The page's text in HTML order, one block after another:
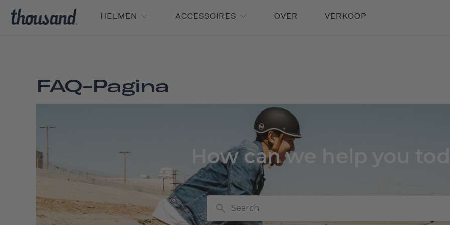
HELMEN ACCESSOIRES OVER VERKOOP
FAQ-Pagina